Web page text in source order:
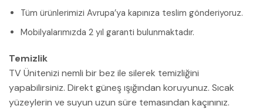
Tüm ürünlerimizi Avrupa’ya kapınıza teslim gönderiyoruz.
Mobilyalarımızda 2 yıl garanti bulunmaktadır.
Temizlik
TV Ünitenizi nemli bir bez ile silerek temizliğini
yapabilirsiniz. Direkt güneş ışığından koruyunuz. Sıcak
yüzeylerin ve suyun uzun süre temasından kaçınınız.